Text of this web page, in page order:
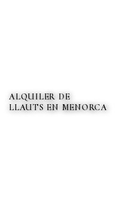
ALQUILER DE
LLAUTS EN MENORCA